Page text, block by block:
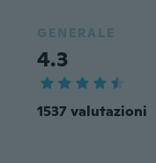
GENERALE
4.3
1537 valutazioni